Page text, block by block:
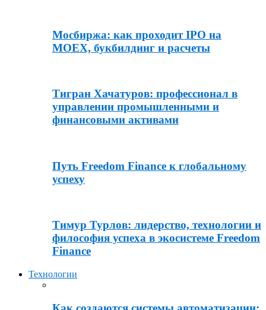
Мосбиржа: как проходит IPO на
MOEX, букбилдинг и расчеты
Тигран Хачатуров: профессионал в
управлении промышленными и
финансовыми активами
Путь Freedom Finance к глобальному
успеху
Тимур Турлов: лидерство, технологии и
философия успеха в экосистеме Freedom
Finance
Технологии